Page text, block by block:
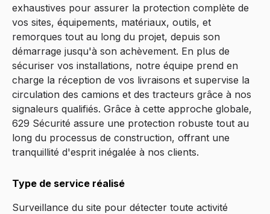
exhaustives pour assurer la protection complète de
vos sites, équipements, matériaux, outils, et
remorques tout au long du projet, depuis son
démarrage jusqu'à son achèvement. En plus de
sécuriser vos installations, notre équipe prend en
charge la réception de vos livraisons et supervise la
circulation des camions et des tracteurs grâce à nos
signaleurs qualifiés. Grâce à cette approche globale,
629 Sécurité assure une protection robuste tout au
long du processus de construction, offrant une
tranquillité d'esprit inégalée à nos clients.
Type de service réalisé
Surveillance du site pour détecter toute activité